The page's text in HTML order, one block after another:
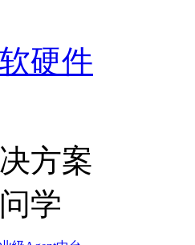
硬件
方案
学